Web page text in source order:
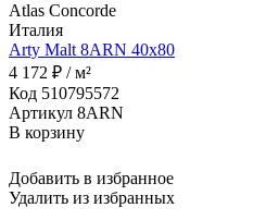
Atlas Concorde
Италия
Arty Malt 8ARN 40x80
4 172 ₽ / м²
Код 510795572
Артикул 8ARN
В корзину
Добавить в избранное
Удалить из избранных